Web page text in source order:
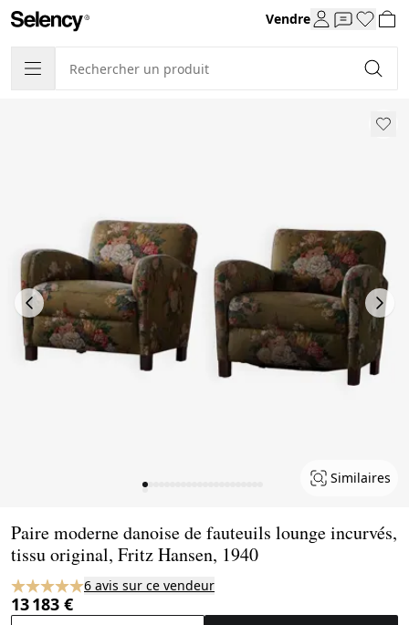
Vendre
Similaires
Paire moderne danoise de fauteuils lounge incurvés,
tissu original, Fritz Hansen, 1940
6 avis sur ce vendeur
13 183 €